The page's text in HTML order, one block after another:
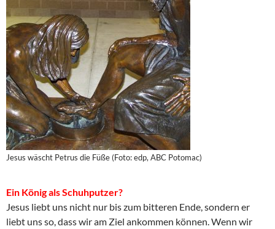
Jesus wäscht Petrus die Füße (Foto: edp, ABC Potomac)
Ein König als Schuhputzer?
Jesus liebt uns nicht nur bis zum bitteren Ende, sondern er
liebt uns so, dass wir am Ziel ankommen können. Wenn wir